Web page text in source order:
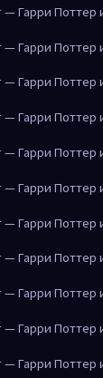
— Гарри
— Гарри
— Гарри
— Гарри
— Гарри
— Гарри
— Гарри
— Гарри
— Гарри
— Гарри
— Гарри